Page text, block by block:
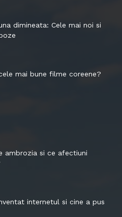
dimineata: Cele mai noi si
mai bune filme coreene?
ambrozia si ce afectiuni
internetul si cine a pus